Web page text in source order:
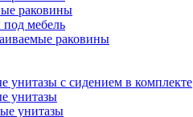
раковины
мебель
раковины
унитазы с сидением в комплекте
унитазы
унитазы